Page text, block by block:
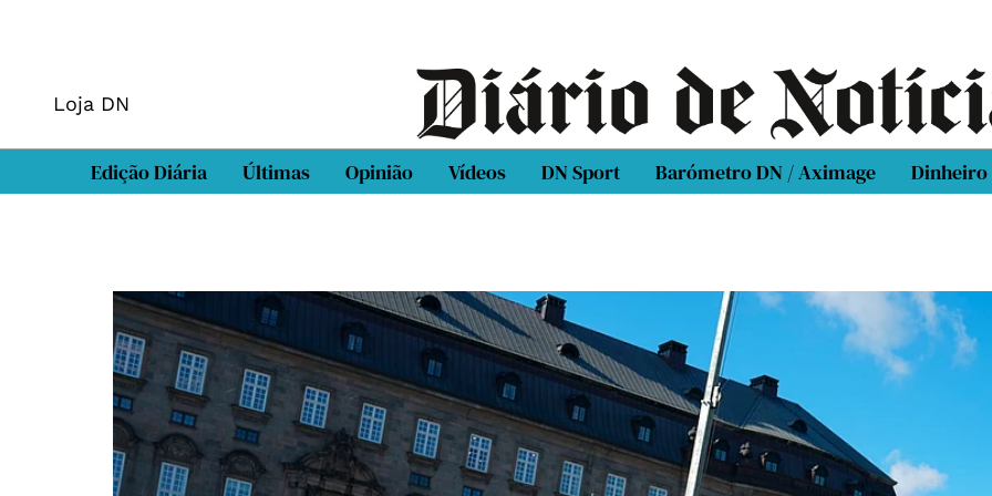
Loja DN
Edição Diária Últimas Opinião Vídeos DN Sport Barómetro DN / Aximage Dinheiro